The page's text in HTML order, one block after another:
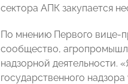
сектора АПК закупается
По мнению Первого вице-
сообщество,
надзорной деятельности.
государственного